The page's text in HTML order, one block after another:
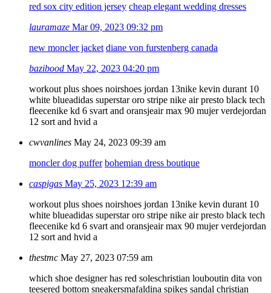
red sox city edition jersey cheap elegant wedding dresses
lauramaze Mar 09, 2023 09:32 pm
new moncler jacket diane von furstenberg canada
bazibood May 22, 2023 04:20 pm
workout plus shoes noirshoes jordan 13nike kevin durant 10
white blueadidas superstar oro stripe nike air presto black tech
fleecenike kd 6 svart and oransjeair max 90 mujer verdejordan
12 sort and hvid a
cwvanlines May 24, 2023 09:39 am
moncler dog puffer bohemian dress boutique
caspigas May 25, 2023 12:39 am
workout plus shoes noirshoes jordan 13nike kevin durant 10
white blueadidas superstar oro stripe nike air presto black tech
fleecenike kd 6 svart and oransjeair max 90 mujer verdejordan
12 sort and hvid a
thestmc May 27, 2023 07:59 am
which shoe designer has red soleschristian louboutin dita von
teesered bottom sneakersmafaldina spikes sandal christian